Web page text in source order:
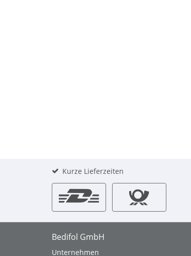
Kurze Lieferzeiten
Bedifol GmbH
Unternehmen